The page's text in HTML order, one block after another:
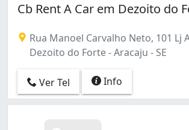
Cb Rent A Car em Dezoito do
Rua Manoel Carvalho Neto, 101 Lj
Dezoito do Forte - Aracaju - SE
Ver Tel Info